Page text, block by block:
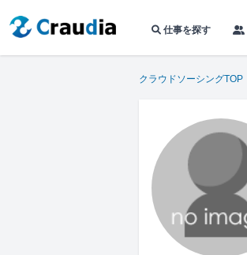
仕事を探す
クラウドソーシングTOP